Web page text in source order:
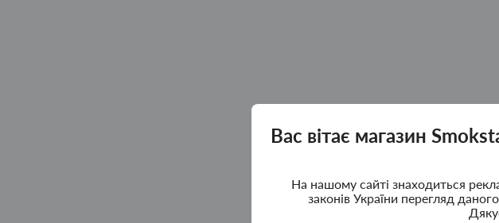
Вас вітає магазин
На нашому сайті знаходиться
законів України перегляд